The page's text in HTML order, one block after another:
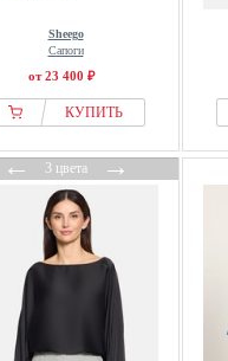
Sheego
Сапоги
от 23 400 ₽
КУПИТЬ
←3 цвета→